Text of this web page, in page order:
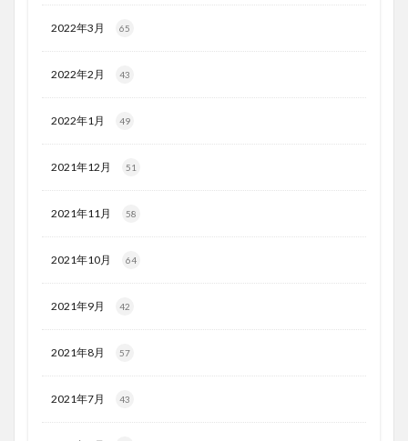
2022年3月 65
2022年2月 43
2022年1月 49
2021年12月 51
2021年11月 58
2021年10月 64
2021年9月 42
2021年8月 57
2021年7月 43